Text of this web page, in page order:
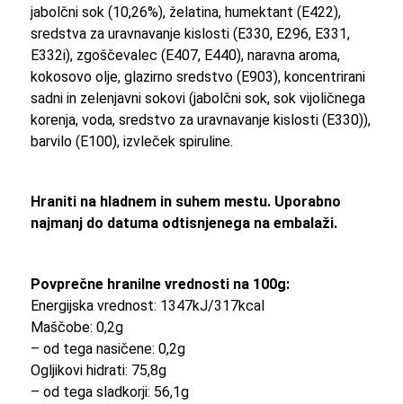
jabolčni sok (10,26%), želatina, humektant (E422),
sredstva za uravnavanje kislosti (E330, E296, E331,
E332i), zgoščevalec (E407, E440), naravna aroma,
kokosovo olje, glazirno sredstvo (E903), koncentrirani
sadni in zelenjavni sokovi (jabolčni sok, sok vijoličnega
korenja, voda, sredstvo za uravnavanje kislosti (E330)),
barvilo (E100), izvleček spiruline.
Hraniti na hladnem in suhem mestu. Uporabno
najmanj do datuma odtisnjenega na embalaži.
Povprečne hranilne vrednosti na 100g:
Energijska vrednost: 1347kJ/317kcal
Maščobe: 0,2g
– od tega nasičene: 0,2g
Ogljikovi hidrati: 75,8g
– od tega sladkorji: 56,1g